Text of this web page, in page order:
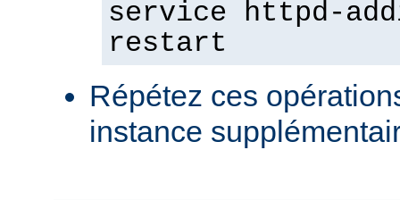
service httpd-
restart
Répétez ces
instance